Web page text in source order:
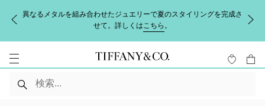
異なるメタルを組み合わせたジュエリーで夏のスタイリングを完成さ
せて。詳しくはこちら 。